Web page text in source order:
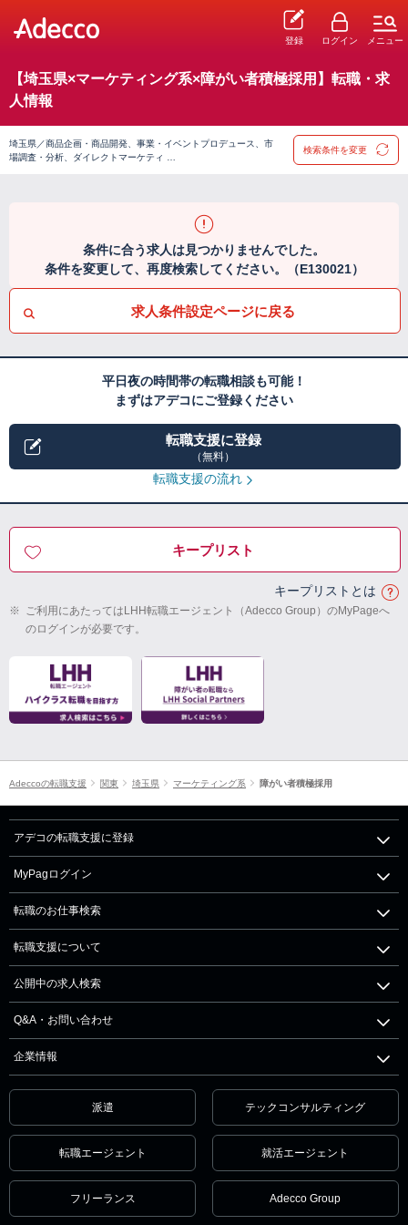
登録 ログイン メニュー
【埼玉県×マーケティング系×障がい者積極採用】転職・求
人情報
埼玉県／商品企画・商品開発、事業・イベントプロデュース、市
場調査・分析、ダイレクトマーケティ …
検索条件を変更
条件に合う求人は見つかりませんでした。
条件を変更して、再度検索してください。（E130021）
求人条件設定ページに戻る
平日夜の時間帯の転職相談も可能！
まずはアデコにご登録ください
転職支援に登録
（無料）
転職支援の流れ
キープリスト
キープリストとは
※ ご利用にあたってはLHH転職エージェント（Adecco Group）のMyPageへ
のログインが必要です。
Adeccoの転職支援 関東 埼玉県 マーケティング系 障がい者積極採用
アデコの転職支援に登録
MyPagログイン
転職のお仕事検索
転職支援について
公開中の求人検索
Q&A・お問い合わせ
企業情報
派遣 テックコンサルティング
転職エージェント 就活エージェント
フリーランス Adecco Group